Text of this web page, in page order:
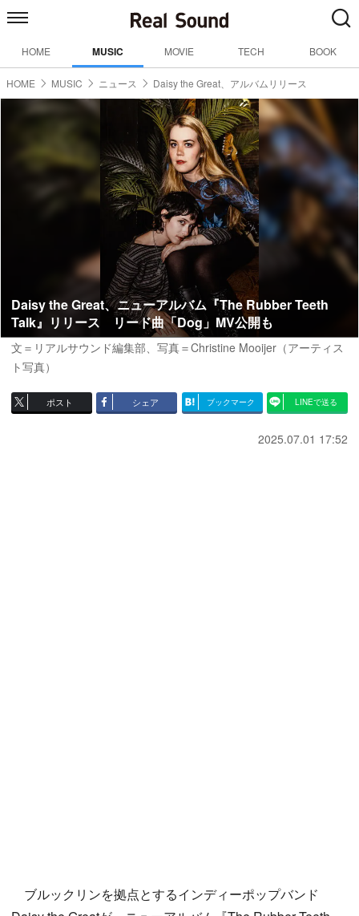
HOME MUSIC MOVIE TECH BOOK
HOME MUSIC ニュース Daisy the Great、アルバムリリース
Daisy the Great、ニューアルバム『The Rubber Teeth
Talk』リリース リード曲「Dog」MV公開も
文＝リアルサウンド編集部、写真＝Christine Mooijer（アーティス
ト写真）
ポスト シェア ブックマーク LINEで送る
2025.07.01 17:52
ブルックリンを拠点とするインディーポップバンド